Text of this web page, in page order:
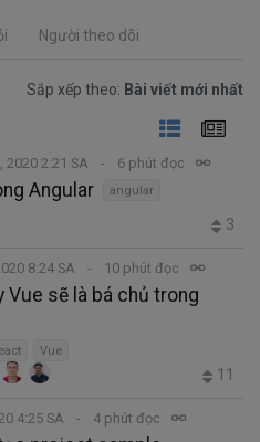
Người theo dõi
Sắp xếp theo: Bài viết mới nhất
2020 2:21 SA 6 phút đọc
Angular angular
3
8:24 SA 10 phút đọc
Vue sẽ là bá chủ trong
Vue
11
4:25 SA 4 phút đọc